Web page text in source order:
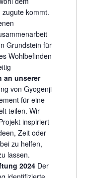
kommt.
Grundstein für
Wohlbefinden
an unserer
von Gyogenji
für eine
teilen. Wir
inspiriert
Zeit oder
zu helfen,
lassen.
2024Der